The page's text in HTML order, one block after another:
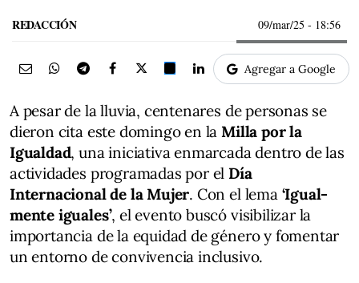
REDACCIÓN 09/mar/25 - 18:56
Agregar a Google
A pesar de la lluvia, centenares de personas se
dieron cita este domingo en la Milla por la
Igualdad, una iniciativa enmarcada dentro de las
actividades programadas por el Día
Internacional de la Mujer. Con el lema ‘Igual-
mente iguales’, el evento buscó visibilizar la
importancia de la equidad de género y fomentar
un entorno de convivencia inclusivo.